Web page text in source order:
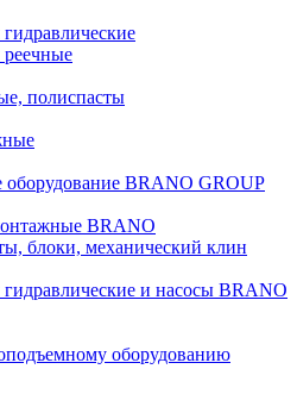
полиспасты
оборудование BRANO GROUP
BRANO
блоки, механический клин
и насосы BRANO
оборудованию